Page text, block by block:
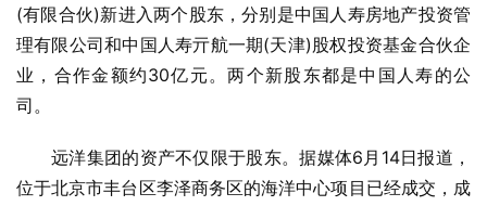
(有限合伙)新进入两个股东，分别是中国人寿房地产投资管
理有限公司和中国人寿亓航一期(天津)股权投资基金合伙企
业，合作金额约30亿元。两个新股东都是中国人寿的公
司。
远洋集团的资产不仅限于股东。据媒体6月14日报道，
位于北京市丰台区李泽商务区的海洋中心项目已经成交，成